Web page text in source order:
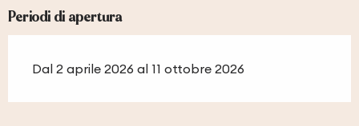
Periodi di apertura
Dal 2 aprile 2026 al 11 ottobre 2026